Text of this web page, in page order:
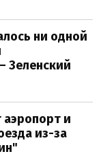
ни одной
Зеленский
аэропорт и
из-за